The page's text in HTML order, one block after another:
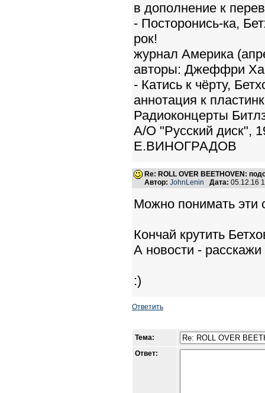
в дополнение к
- Посторонись-ка,
рок!
журнал Америка
авторы: Джеффри
- Катись к чёрту,
аннотация к
Радиоконцерты
А/О "Русский диск",
Е.ВИНОГРАДОВ
Re: ROLL OVER BEETHOVEN:
Автор: JohnLenin Дата: 05.12.16
Можно понимать эти
Кончай крутить
А новости -
:)
Ответить
Тема:
Ответ: